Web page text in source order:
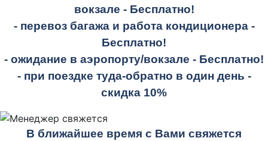
вокзале - Бесплатно!
- перевоз багажа и работа кондиционера -
Бесплатно!
- ожидание в аэропорту/вокзале - Бесплатно!
- при поездке туда-обратно в один день -
скидка 10%
В ближайшее время с Вами свяжется